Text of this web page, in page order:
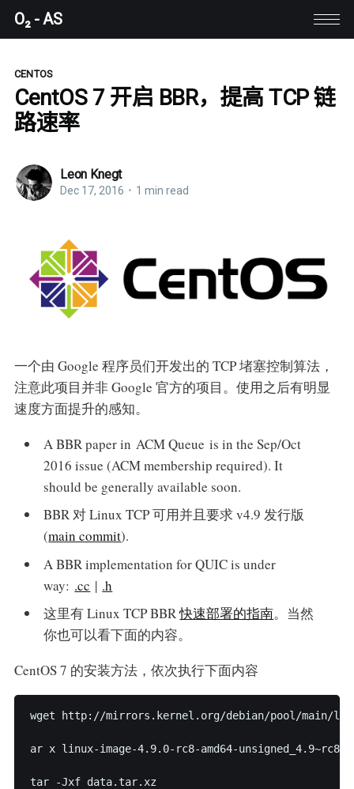
O₂ - AS
CENTOS
CentOS 7 开启 BBR，提高 TCP 链
路速率
Leon Knegt
Dec 17, 2016 • 1 min read
一个由 Google 程序员们开发出的 TCP 堵塞控制算法，
注意此项目并非 Google 官方的项目。使用之后有明显
速度方面提升的感知。
A BBR paper in ACM Queue is in the Sep/Oct
2016 issue (ACM membership required). It
should be generally available soon.
BBR 对 Linux TCP 可用并且要求 v4.9 发行版
(main commit).
A BBR implementation for QUIC is under
way: .cc | .h
这里有 Linux TCP BBR快速部署的指南。当然
你也可以看下面的内容。
CentOS 7 的安装方法，依次执行下面内容
wget http://mirrors.kernel.org/debian/pool/main/l/
ar x linux-image-4.9.0-rc8-amd64-unsigned_4.9~rc8-
tar -Jxf data.tar.xz